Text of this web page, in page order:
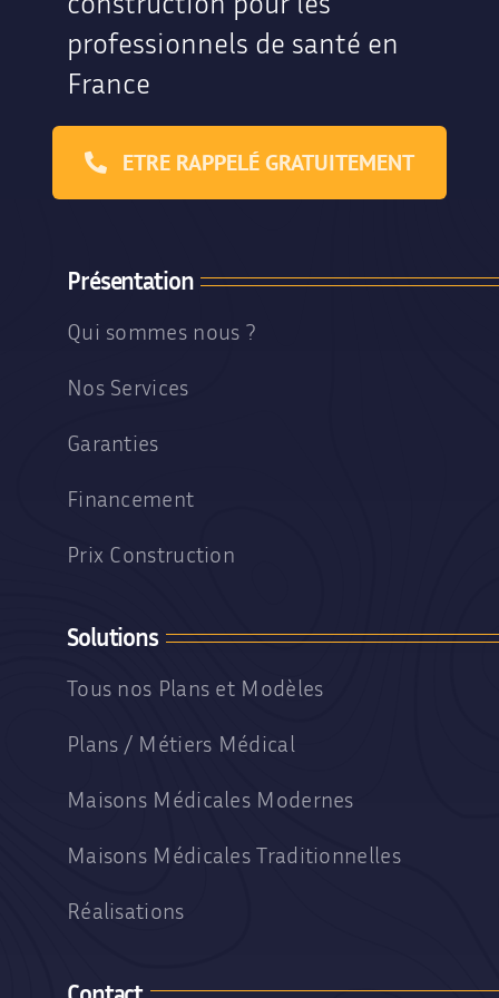
professionnels de santé en
France
ETRE RAPPELÉ GRATUITEMENT
Présentation
Qui sommes nous ?
Nos Services
Garanties
Financement
Prix Construction
Solutions
Tous nos Plans et Modèles
Plans / Métiers Médical
Maisons Médicales Modernes
Maisons Médicales Traditionnelles
Réalisations